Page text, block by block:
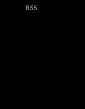
RSS